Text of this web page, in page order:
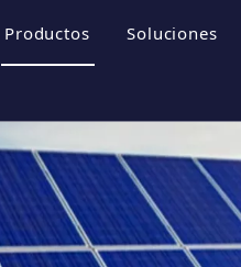
la empresa
de honor
Productos
Sistema fotovoltaico
Soluciones